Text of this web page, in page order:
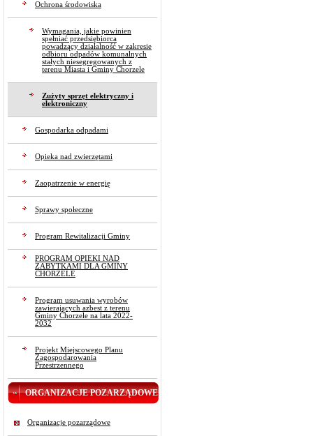
Ochrona środowiska
Wymagania, jakie powinien
spełniać przedsiębiorca
powadzący działalność w zakresie
odbioru odpadów komunalnych
stałych niesegregowanych z
terenu Miasta i Gminy Chorzele
Zużyty sprzęt elektryczny i
elektroniczny
Gospodarka odpadami
Opieka nad zwierzętami
Zaopatrzenie w energię
Sprawy społeczne
Program Rewitalizacji Gminy
PROGRAM OPIEKI NAD
ZABYTKAMI DLA GMINY
CHORZELE
Program usuwania wyrobów
zawierających azbest z terenu
Gminy Chorzele na lata 2022-
2032
Projekt Miejscowego Planu
Zagospodarowania
Przestrzennego
ORGANIZACJE POZARZĄDOWE
Organizacje pozarządowe